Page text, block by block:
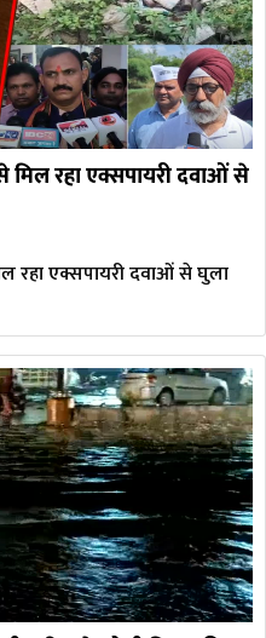
रहा एक्सपायरी दवाओं से
रहा एक्सपायरी दवाओं से घुला